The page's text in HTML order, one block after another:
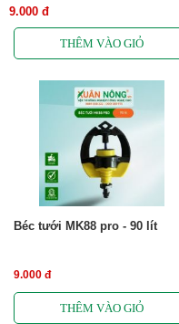
9.000 đ
Béc tưới MK88 pro - 90 lít
9.000 đ